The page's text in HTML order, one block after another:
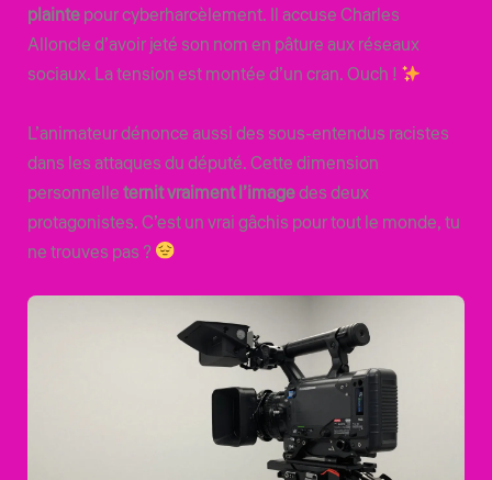
plaintepour cyberharcèlement. Il accuse Charles
Alloncle d’avoir jeté son nom en pâture aux réseaux
sociaux. La tension est montée d’un cran. Ouch !
L’animateur dénonce aussi des sous-entendus racistes
dans les attaques du député. Cette dimension
personnelleternit vraiment l’imagedes deux
protagonistes. C’est un vrai gâchis pour tout le monde, tu
ne trouves pas ?